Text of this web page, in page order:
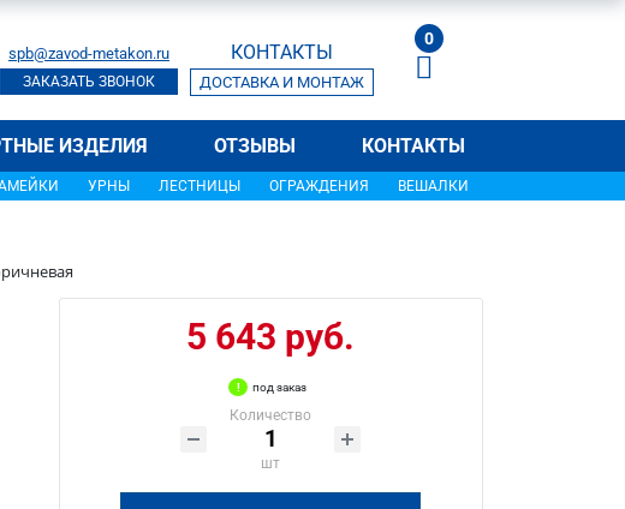
spb@zavod-metakon.ru
ЗАКАЗАТЬ ЗВОНОК
КОНТАКТЫ
ДОСТАВКА И МОНТАЖ
0
ИЗДЕЛИЯ ОТЗЫВЫ КОНТАКТЫ
УРНЫ ЛЕСТНИЦЫ ОГРАЖДЕНИЯ ВЕШАЛКИ
5 643 руб.
под заказ
Количество
шт